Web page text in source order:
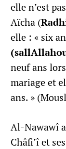
elle n’est
Aïcha (
elle : « six
neuf ans
mariage et
ans. »
Al-Nawawî
Châfi’î et